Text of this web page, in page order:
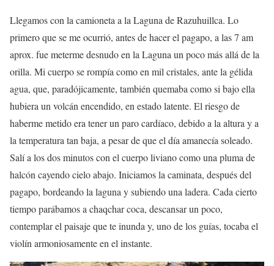
Llegamos con la camioneta a la Laguna de Razuhuillca. Lo
primero que se me ocurrió, antes de hacer el pagapo, a las 7 am
aprox. fue meterme desnudo en la Laguna un poco más allá de la
orilla. Mi cuerpo se rompía como en mil cristales, ante la gélida
agua, que, paradójicamente, también quemaba como si bajo ella
hubiera un volcán encendido, en estado latente. El riesgo de
haberme metido era tener un paro cardíaco, debido a la altura y a
la temperatura tan baja, a pesar de que el día amanecía soleado.
Salí a los dos minutos con el cuerpo liviano como una pluma de
halcón cayendo cielo abajo. Iniciamos la caminata, después del
pagapo, bordeando la laguna y subiendo una ladera. Cada cierto
tiempo parábamos a chaqchar coca, descansar un poco,
contemplar el paisaje que te inunda y, uno de los guías, tocaba el
violín armoniosamente en el instante.